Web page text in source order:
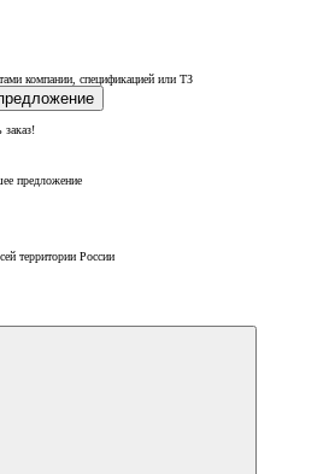
компании, спецификацией или ТЗ
предложение
территории России